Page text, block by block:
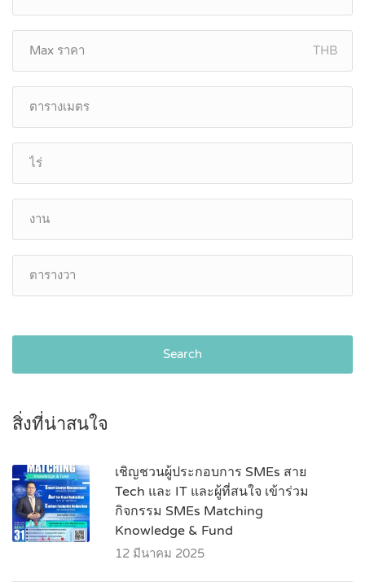
THB
Search
สิ่งที่น่าสนใจ
เชิญชวนผู้ประกอบการ SMEs สาย
Tech และ IT และผู้ที่สนใจ เข้าร่วม
กิจกรรม SMEs Matching
Knowledge & Fund
12 มีนาคม 2025